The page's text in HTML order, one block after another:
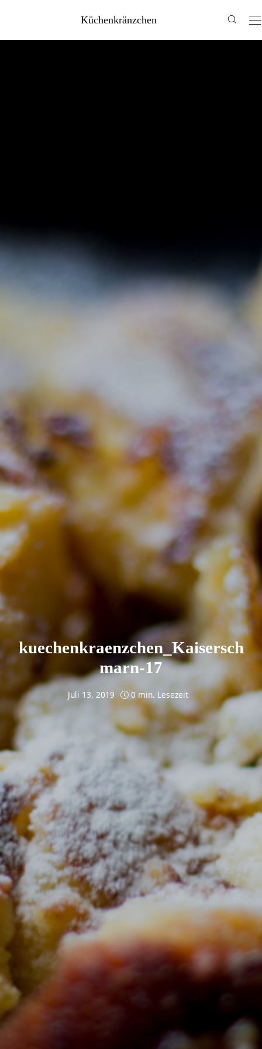
Küchenkränzchen
kuechenkraenzchen_Kaisersch
marn-17
Juli 13, 2019 0 min. Lesezeit